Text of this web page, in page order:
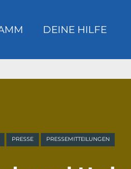
DEINE HILFE
PRESSE PRESSEMITTEILUNGEN